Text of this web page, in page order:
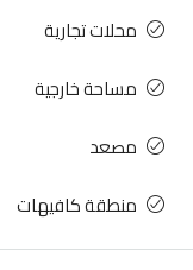
محلات تجارية
مساحة خارجية
مصعد
منطقة كافيهات